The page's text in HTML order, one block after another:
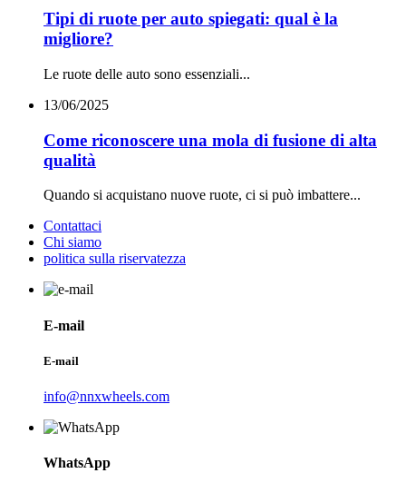
Tipi di ruote per auto spiegati: qual è la
migliore?
Le ruote delle auto sono essenziali...
13/06/2025
Come riconoscere una mola di fusione di alta
qualità
Quando si acquistano nuove ruote, ci si può imbattere...
Contattaci
Chi siamo
politica sulla riservatezza
E-mail
E-mail
info@nnxwheels.com
WhatsApp